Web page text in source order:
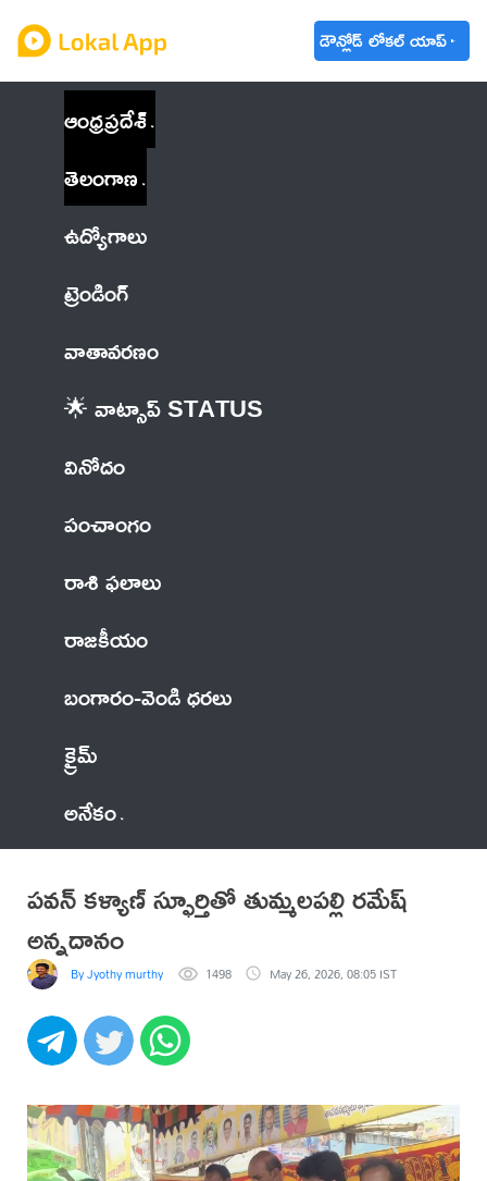
డౌన్లోడ్ లోకల్ యాప్
ఆంధ్రప్రదేశ్
తెలంగాణ
ఉద్యోగాలు
ట్రెండింగ్
వాతావరణం
🌟 వాట్సాప్ STATUS
వినోదం
పంచాంగం
రాశి ఫలాలు
రాజకీయం
బంగారం-వెండి ధరలు
క్రైమ్
అనేకం
పవన్ కళ్యాణ్ స్ఫూర్తితో తుమ్మలపల్లి రమేష్
అన్నదానం
By Jyothy murthy 1498 May 26, 2026, 08:05 IST